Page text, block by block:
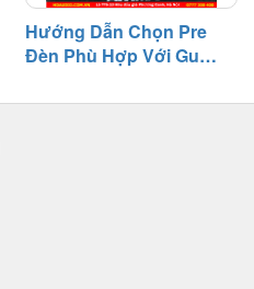
Hướng Dẫn Chọn Pre
Đèn Phù Hợp Với Gu